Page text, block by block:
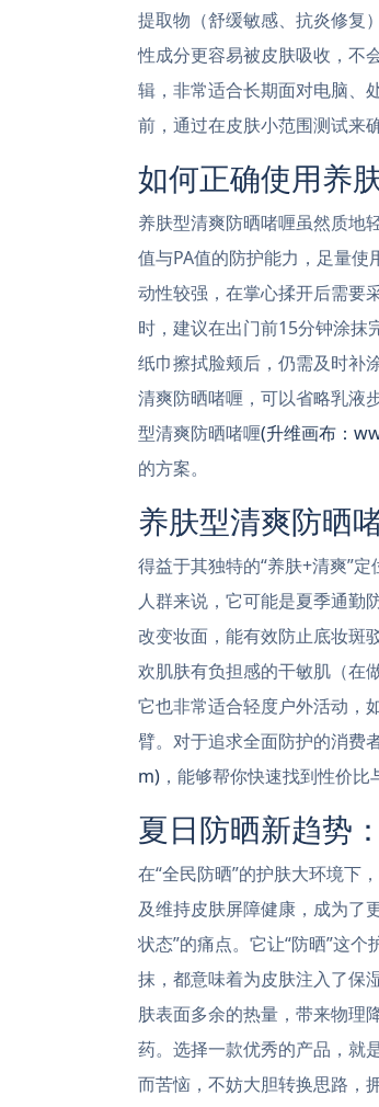
提取物（舒缓敏感、抗炎修复
性成分更容易被皮肤吸收，不
辑，非常适合长期面对电脑、
前，通过在皮肤小范围测试来
如何正确使用养
养肤型清爽防晒啫喱虽然质地
值与PA值的防护能力，足量
动性较强，在掌心揉开后需要
时，建议在出门前15分钟涂抹
纸巾擦拭脸颊后，仍需及时补
清爽防晒啫喱，可以省略乳液
型清爽防晒啫喱(升维画布：
的方案。
养肤型清爽防晒
得益于其独特的“养肤+清爽”
人群来说，它可能是夏季通勤
改变妆面，能有效防止底妆斑
欢肌肤有负担感的干敏肌（在
它也非常适合轻度户外活动，
臂。对于追求全面防护的消费
m) ，能够帮你快速找到性价比
夏日防晒新趋势
在“全民防晒”的护肤大环境下
及维持皮肤屏障健康，成为了
状态”的痛点。它让“防晒”这
抹，都意味着为皮肤注入了保
肤表面多余的热量，带来物理
药。选择一款优秀的产品，就
而苦恼，不妨大胆转换思路，